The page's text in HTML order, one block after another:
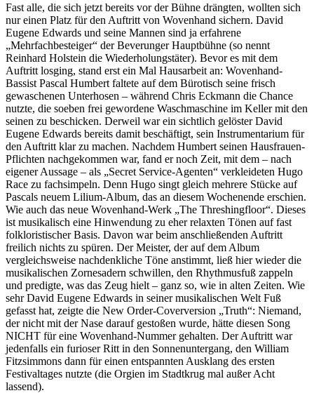
Fast alle, die sich jetzt bereits vor der Bühne drängten, wollten sich
nur einen Platz für den Auftritt von Wovenhand sichern. David
Eugene Edwards und seine Mannen sind ja erfahrene
„Mehrfachbesteiger“ der Beverunger Hauptbühne (so nennt
Reinhard Holstein die Wiederholungstäter). Bevor es mit dem
Auftritt losging, stand erst ein Mal Hausarbeit an: Wovenhand-
Bassist Pascal Humbert faltete auf dem Bürotisch seine frisch
gewaschenen Unterhosen – während Chris Eckmann die Chance
nutzte, die soeben frei gewordene Waschmaschine im Keller mit den
seinen zu beschicken. Derweil war ein sichtlich gelöster David
Eugene Edwards bereits damit beschäftigt, sein Instrumentarium für
den Auftritt klar zu machen. Nachdem Humbert seinen Hausfrauen-
Pflichten nachgekommen war, fand er noch Zeit, mit dem – nach
eigener Aussage – als „Secret Service-Agenten“ verkleideten Hugo
Race zu fachsimpeln. Denn Hugo singt gleich mehrere Stücke auf
Pascals neuem Lilium-Album, das an diesem Wochenende erschien.
Wie auch das neue Wovenhand-Werk „The Threshingfloor“. Dieses
ist musikalisch eine Hinwendung zu eher relaxten Tönen auf fast
folkloristischer Basis. Davon war beim anschließenden Auftritt
freilich nichts zu spüren. Der Meister, der auf dem Album
vergleichsweise nachdenkliche Töne anstimmt, ließ hier wieder die
musikalischen Zornesadern schwillen, den Rhythmusfuß zappeln
und predigte, was das Zeug hielt – ganz so, wie in alten Zeiten. Wie
sehr David Eugene Edwards in seiner musikalischen Welt Fuß
gefasst hat, zeigte die New Order-Coverversion „Truth“: Niemand,
der nicht mit der Nase darauf gestoßen wurde, hätte diesen Song
NICHT für eine Wovenhand-Nummer gehalten. Der Auftritt war
jedenfalls ein furioser Ritt in den Sonnenuntergang, den William
Fitzsimmons dann für einen entspannten Ausklang des ersten
Festivaltages nutzte (die Orgien im Stadtkrug mal außer Acht
lassend).